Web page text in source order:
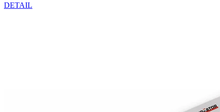
DETAIL